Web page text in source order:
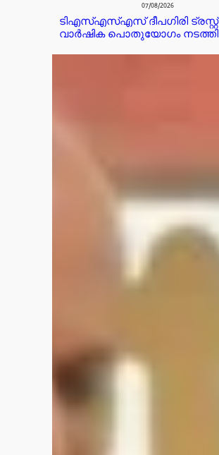
07/08/2026
ടിഎസ്എസ്എസ് ദീപഗിരി ട്രസ്റ്റ്
വാർഷിക പൊതുയോഗം നടത്തി